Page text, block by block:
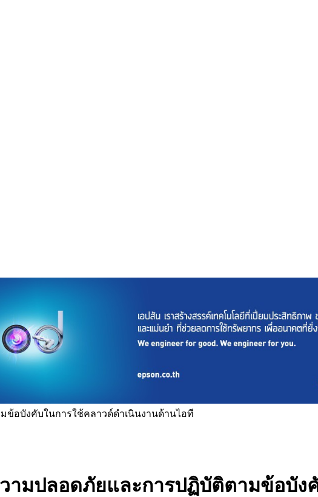
ข้อบังคับในการใช้คลาวด์ดำเนินงานด้านไอที
วามปลอดภัยและการปฏิบัติตามข้อบัง